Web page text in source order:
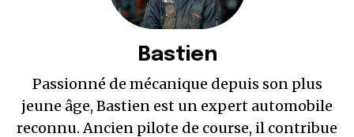
Bastien
Passionné de mécanique depuis son plus
jeune âge, Bastien est un expert automobile
reconnu. Ancien pilote de course, il contribue